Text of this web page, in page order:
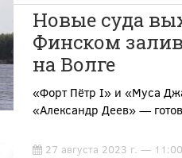
Новые суда
Финском
на Волге
«Форт Пётр I» и «Муса
«Александр Деев» —
27 августа 2023 г. — 11:00